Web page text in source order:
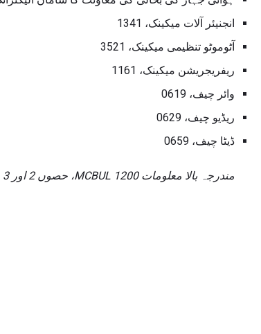
انجنیئر آلات میکینک، 1341
آٹوموٹو تنظیمی میکینک، 3521
ریفریجریشن میکینک، 1161
وائر چیف، 0619
ریڈیو چیف، 0629
ڈیٹا چیف، 0659
مندرجہ بالا معلومات MCBUL ​​1200، حصوں 2 اور 3 سے حاصل کی جاتی ہے